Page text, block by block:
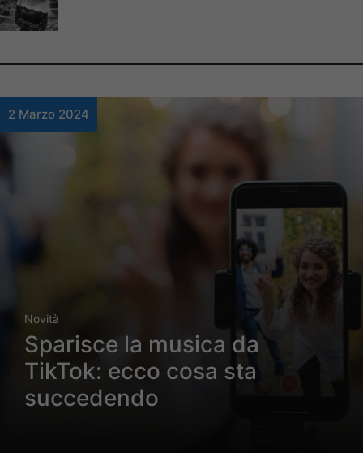
2 Marzo 2024
Novità
Sparisce la musica da
TikTok: ecco cosa sta
succedendo